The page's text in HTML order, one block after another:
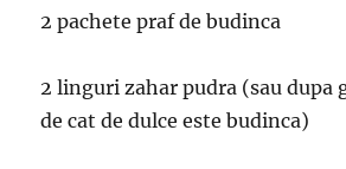
2 pachete praf de budinca
2 linguri zahar pudra (sau dupa
de cat de dulce este budinca)